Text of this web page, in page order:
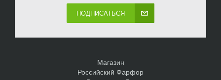
ПОДПИСАТЬСЯ
Магазин
Российский Фарфор